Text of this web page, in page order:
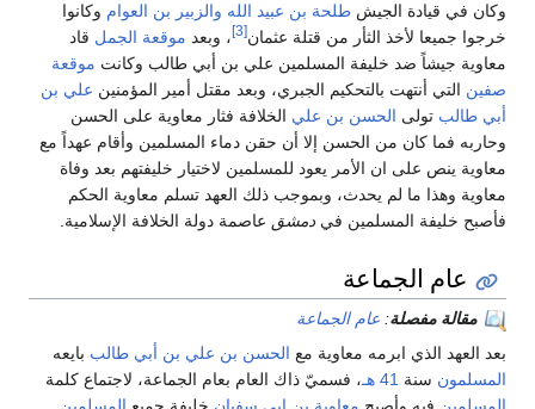
وكان في قيادة الجيش طلحة بن عبيد الله والزبير بن العوام وكانوا
خرجوا جميعا لأخذ الثأر من قتلة عثمان[3] ، وبعد موقعة الجمل قاد
معاوية جيشاً ضد خليفة المسلمين علي بن أبي طالب وكانت موقعة
صفين التي أنتهت بالتحكيم الجبري، وبعد مقتل أمير المؤمنين علي بن
أبي طالب تولى الحسن بن علي الخلافة فثار معاوية على الحسن
وحاربه فما كان من الحسن إلا أن حقن دماء المسلمين وأقام عهداً مع
معاوية ينص على ان الأمر يعود للمسلمين لاختيار خليفتهم بعد وفاة
معاوية وهذا ما لم يحدث، وبموجب ذلك العهد تسلم معاوية الحكم
فأصبح خليفة المسلمين في دمشق عاصمة دولة الخلافة الإسلامية.
عام الجماعة
مقالة مفصلة: عام الجماعة
بعد العهد الذي ابرمه معاوية مع الحسن بن علي بن أبي طالب بايعه
المسلمون سنة 41 هـ
، فسميّ ذاك العام بعام الجماعة، لاجتماع كلمة